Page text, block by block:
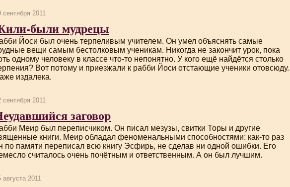
сентября 2011
были мудрецы
Йоси был очень терпеливым учителем. Он умел объяснять самые
вещи самым бестолковым ученикам. Никогда не закончит урок, пока
одному человеку в классе что-то непонятно. У кого ещё найдётся столько
Вот потому и приезжали к рабби Йоси отстающие ученики отовсюду.
издалека.
сентября 2011
заговор
Меир был переписчиком. Он писал мезузы, свитки Торы и другие
книги. Меир обладал феноменальными способностями: как-то раз
по памяти переписал всю книгу Эсфирь, не сделав ни одной ошибки. Его
считалось очень почётным и ответственным. А он был лучшим.
августа 2011